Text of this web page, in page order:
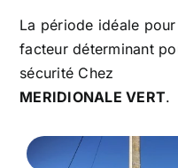
La période idéale
facteur déterminant
sécurité Chez
MERIDIONALE VERT.